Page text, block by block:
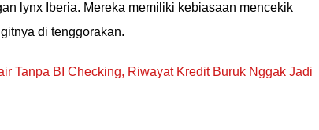
lynx Iberia. Mereka memiliki kebiasaan mencekik
di tenggorakan.
Tanpa BI Checking, Riwayat Kredit Buruk Nggak Jadi